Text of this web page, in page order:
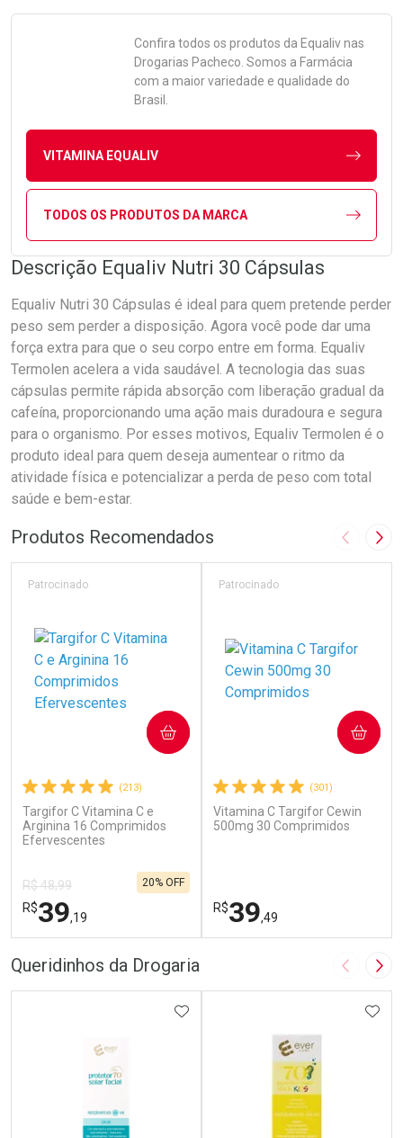
Confira todos os produtos da Equalivnas
Drogarias Pacheco. Somos a Farmácia
com a maior variedade e qualidade do
Brasil.
VITAMINA EQUALIV
TODOS OS PRODUTOS DA MARCA
Descrição Equaliv Nutri 30 Cápsulas
Equaliv Nutri 30 Cápsulas é ideal para quem pretende perder
peso sem perder a disposição. Agora você pode dar uma
força extra para que o seu corpo entre em forma. Equaliv
Termolen acelera a vida saudável. A tecnologia das suas
cápsulas permite rápida absorção com liberação gradual da
cafeína, proporcionando uma ação mais duradoura e segura
para o organismo. Por esses motivos, Equaliv Termolen é o
produto ideal para quem deseja aumentear o ritmo da
atividade física e potencializar a perda de peso com total
saúde e bem-estar.
Produtos Recomendados Imagem
(213)
Targifor C Vitamina C e
Arginina 16 Comprimidos
Efervescentes
Patrocinado
R$ 48,99
R$39,19
20% OFF
COMPRAR
(301)
Vitamina C Targifor Cewin
500mg 30 Comprimidos
Patrocinado
R$39,49
COMPRAR
Queridinhos da Drogaria Imagem
ADICIONAR AOS FAVORITOS